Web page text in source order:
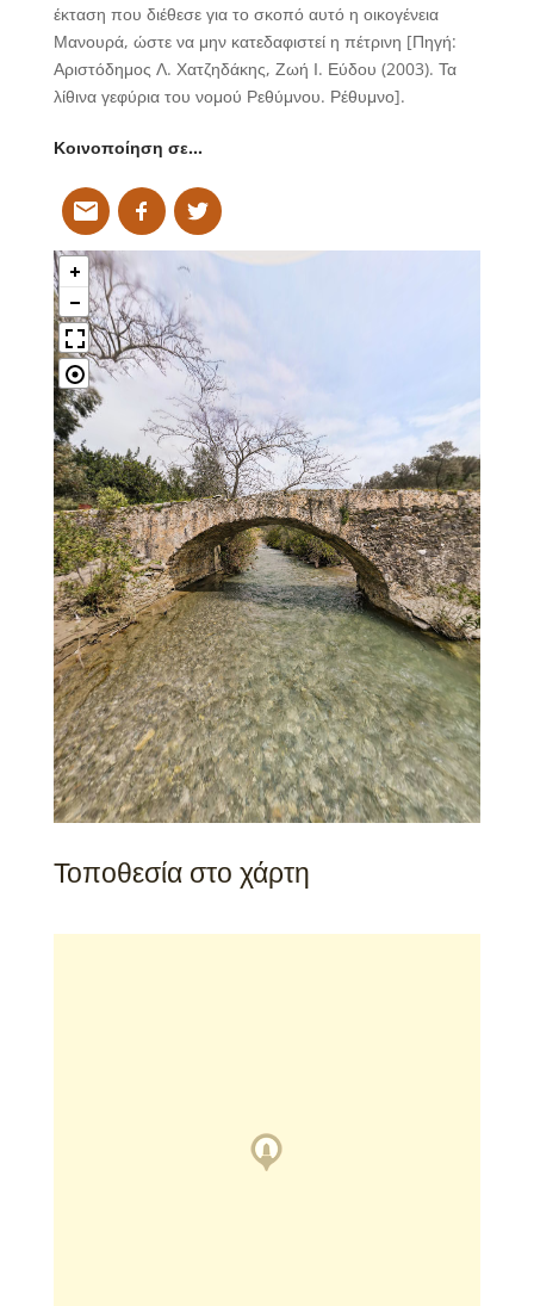
έκταση που διέθεσε για το σκοπό αυτό η οικογένεια
Μανουρά, ώστε να μην κατεδαφιστεί η πέτρινη [Πηγή:
Αριστόδημος Λ. Χατζηδάκης, Ζωή Ι. Εύδου (2003). Τα
λίθινα γεφύρια του νομού Ρεθύμνου. Ρέθυμνο].
Κοινοποίηση σε…
Τοποθεσία στο χάρτη